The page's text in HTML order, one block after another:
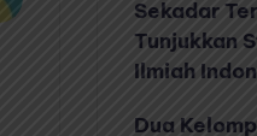
Sekadar
Tunjukkan
Ilmiah
Dua